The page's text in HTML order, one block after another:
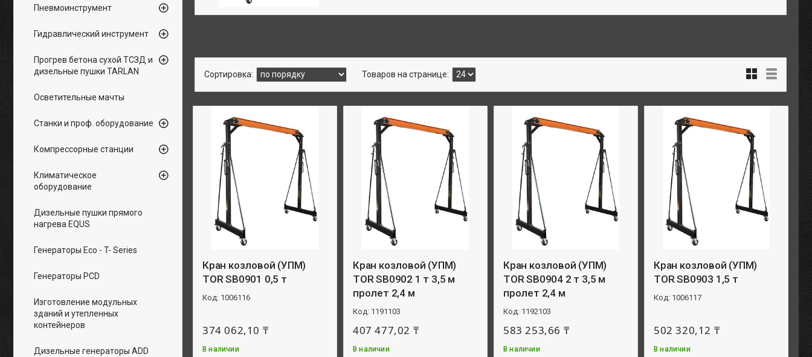
Кран козловой (УПМ)
TOR SB0901 0,5 т
1006116
374 062,10 ₸
В наличии
Кран козловой (УПМ)
TOR SB0902 1 т 3,5 м
пролет 2,4 м
1191103
407 477,02 ₸
В наличии
Кран козловой (УПМ)
TOR SB0904 2 т 3,5 м
пролет 2,4 м
1192103
583 253,66 ₸
В наличии
Кран козловой (УПМ)
TOR SB0903 1,5 т
1006117
502 320,12 ₸
В наличии
Пневмоинструмент
Гидравлический инструмент
Прогрев бетона сухой ТСЗД и
дизельные пушки TARLAN
Осветительные мачты
Станки и проф. оборудование
Компрессорные станции
Климатическое
оборудование
Дизельные пушки прямого
нагрева EQUS
Генераторы Eco - T- Series
Генераторы PCD
Изготовление модульных
зданий и утепленных
контейнеров
Дизельные генераторы ADD